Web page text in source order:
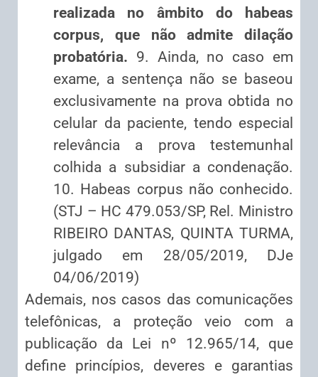
realizada no âmbito do habeas
corpus, que não admite dilação
probatória. 9. Ainda, no caso em
exame, a sentença não se baseou
exclusivamente na prova obtida no
celular da paciente, tendo especial
relevância a prova testemunhal
colhida a subsidiar a condenação.
10. Habeas corpus não conhecido.
(STJ – HC 479.053/SP, Rel. Ministro
RIBEIRO DANTAS, QUINTA TURMA,
julgado em 28/05/2019, DJe
04/06/2019)
Ademais, nos casos das comunicações
telefônicas, a proteção veio com a
publicação da Lei nº 12.965/14, que
define princípios, deveres e garantias